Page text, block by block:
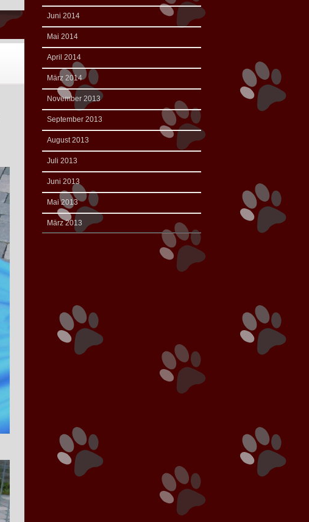
Juni 2014
Mai 2014
April 2014
März 2014
November 2013
September 2013
August 2013
Juli 2013
Juni 2013
Mai 2013
März 2013